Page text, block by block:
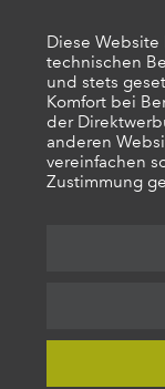
Diese
technischen
und stets
Komfort bei
der
anderen
vereinfachen
Zustimmung